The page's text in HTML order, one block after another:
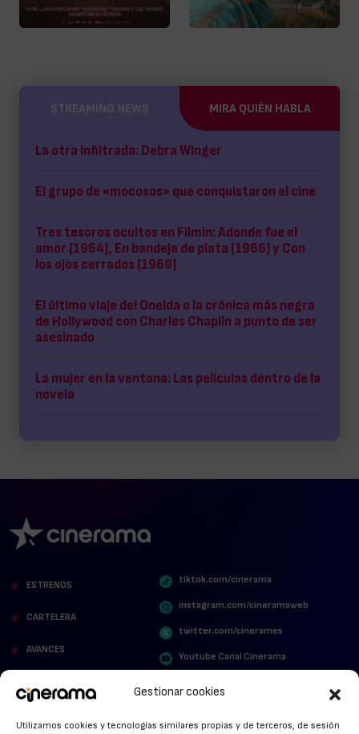
Gestionar cookies
Utilizamos cookies y tecnologías similares propias y de terceros, de sesión
STREAMING NEWS MIRA QUIÉN HABLA
La otra Infiltrada: Debra Winger
El grupo de «mocosos» que conquistaron el cine
Tres tesoros ocultos en Filmin: Adonde fue el
amor (1964), En bandeja de plata (1966) y Con
los ojos cerrados (1969)
El último viaje del Oneida o la crónica más negra
de Hollywood con Charles Chaplin a punto de ser
asesinado
La mujer en la ventana: Las películas dentro de la
novela
ESTRENOS
CARTELERA
AVANCES
tiktok.com/cinerama
instagram.com/cineramaweb
twitter.com/cinerames
Youtube Canal Cinerama